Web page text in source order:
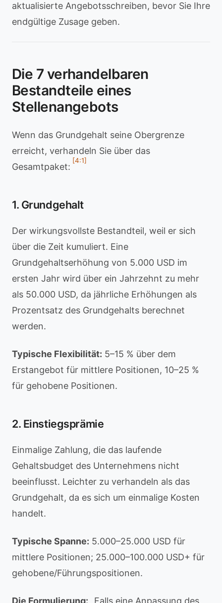
aktualisierte Angebotsschreiben, bevor Sie Ihre
endgültige Zusage geben.
Die 7 verhandelbaren
Bestandteile eines
Stellenangebots
Wenn das Grundgehalt seine Obergrenze
erreicht, verhandeln Sie über das
Gesamtpaket:
[4:1]
1. Grundgehalt
Der wirkungsvollste Bestandteil, weil er sich
über die Zeit kumuliert. Eine
Grundgehaltserhöhung von 5.000 USD im
ersten Jahr wird über ein Jahrzehnt zu mehr
als 50.000 USD, da jährliche Erhöhungen als
Prozentsatz des Grundgehalts berechnet
werden.
Typische Flexibilität: 5–15 % über dem
Erstangebot für mittlere Positionen, 10–25 %
für gehobene Positionen.
2. Einstiegsprämie
Einmalige Zahlung, die das laufende
Gehaltsbudget des Unternehmens nicht
beeinflusst. Leichter zu verhandeln als das
Grundgehalt, da es sich um einmalige Kosten
handelt.
Typische Spanne: 5.000–25.000 USD für
mittlere Positionen; 25.000–100.000 USD+ für
gehobene/Führungspositionen.
Die Formulierung: „Falls eine Anpassung des